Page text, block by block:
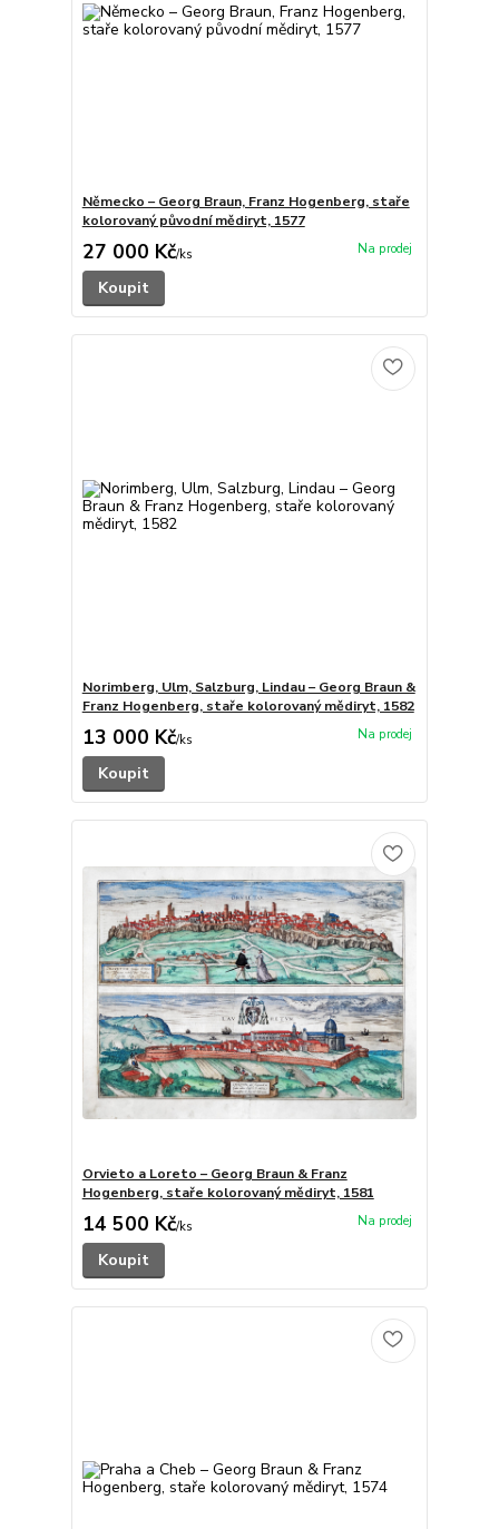
Německo – Georg Braun, Franz Hogenberg, staře
kolorovaný původní mědiryt, 1577
27 000 Kč/ks
Koupit
Norimberg, Ulm, Salzburg, Lindau – Georg Braun &
Franz Hogenberg, staře kolorovaný mědiryt, 1582
13 000 Kč/ks
Koupit
Orvieto a Loreto – Georg Braun & Franz
Hogenberg, staře kolorovaný mědiryt, 1581
14 500 Kč/ks
Koupit